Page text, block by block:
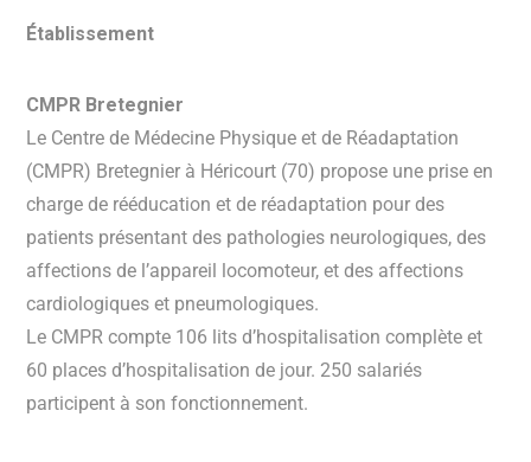
Établissement
CMPR Bretegnier
Le Centre de Médecine Physique et de Réadaptation
(CMPR) Bretegnier à Héricourt (70) propose une prise en
charge de rééducation et de réadaptation pour des
patients présentant des pathologies neurologiques, des
affections de l’appareil locomoteur, et des affections
cardiologiques et pneumologiques.
Le CMPR compte 106 lits d’hospitalisation complète et
60 places d’hospitalisation de jour. 250 salariés
participent à son fonctionnement.